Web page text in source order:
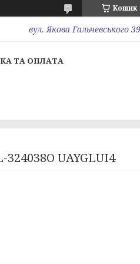
Кошик
вул. Якова Гальчевського
ТА ОПЛАТА
UAYGLUI4